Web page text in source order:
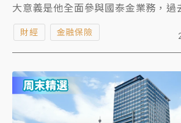
大意義是他全面參與國泰金業務，過
式的專案，如今每道公文都要到他手
更全面深入。第二個觀察點是之前宣
新任總經理鄧崇儀，是跟在蔡宗翰身
財經 金融保險